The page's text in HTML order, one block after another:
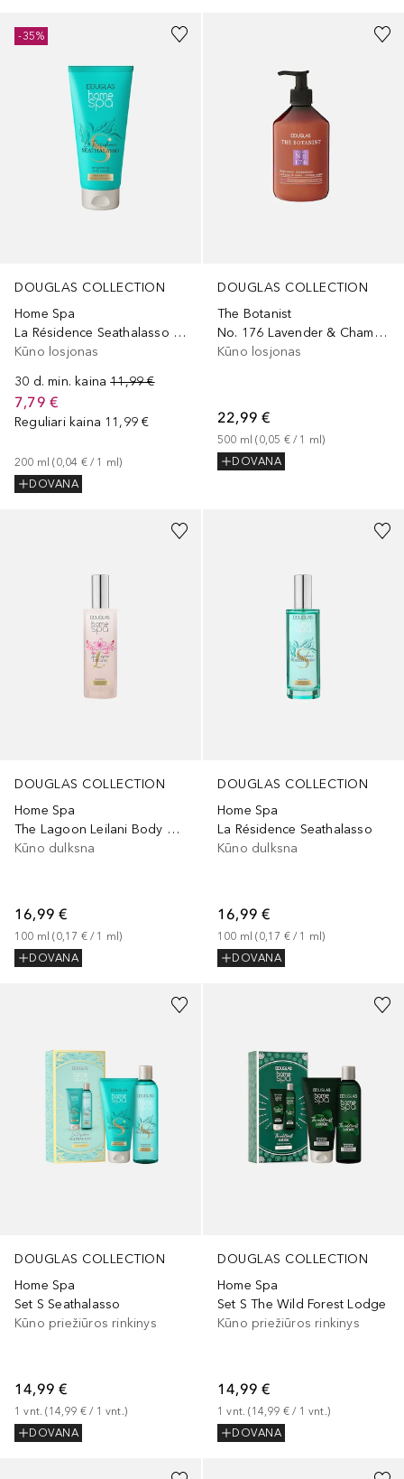
DOUGLAS COLLECTION
Home Spa
La Résidence Seathalasso Body Lotion
Kūno losjonas
30 d. min. kaina 11,99 €
7,79 €
Reguliari kaina 11,99 €
200 ml (0,04 € / 1 ml)
DOVANA
-35%
DOUGLAS COLLECTION
The Botanist
No. 176 Lavender & Chamomile
Kūno losjonas
22,99 €
500 ml (0,05 € / 1 ml)
DOVANA
DOUGLAS COLLECTION
Home Spa
The Lagoon Leilani Body Mist
Kūno dulksna
16,99 €
100 ml (0,17 € / 1 ml)
DOVANA
DOUGLAS COLLECTION
Home Spa
La Résidence Seathalasso
Kūno dulksna
16,99 €
100 ml (0,17 € / 1 ml)
DOVANA
DOUGLAS COLLECTION
Home Spa
Set S Seathalasso
Kūno priežiūros rinkinys
14,99 €
1 vnt. (14,99 € / 1 vnt. )
DOVANA
DOUGLAS COLLECTION
Home Spa
Set S The Wild Forest Lodge
Kūno priežiūros rinkinys
14,99 €
1 vnt. (14,99 € / 1 vnt. )
DOVANA